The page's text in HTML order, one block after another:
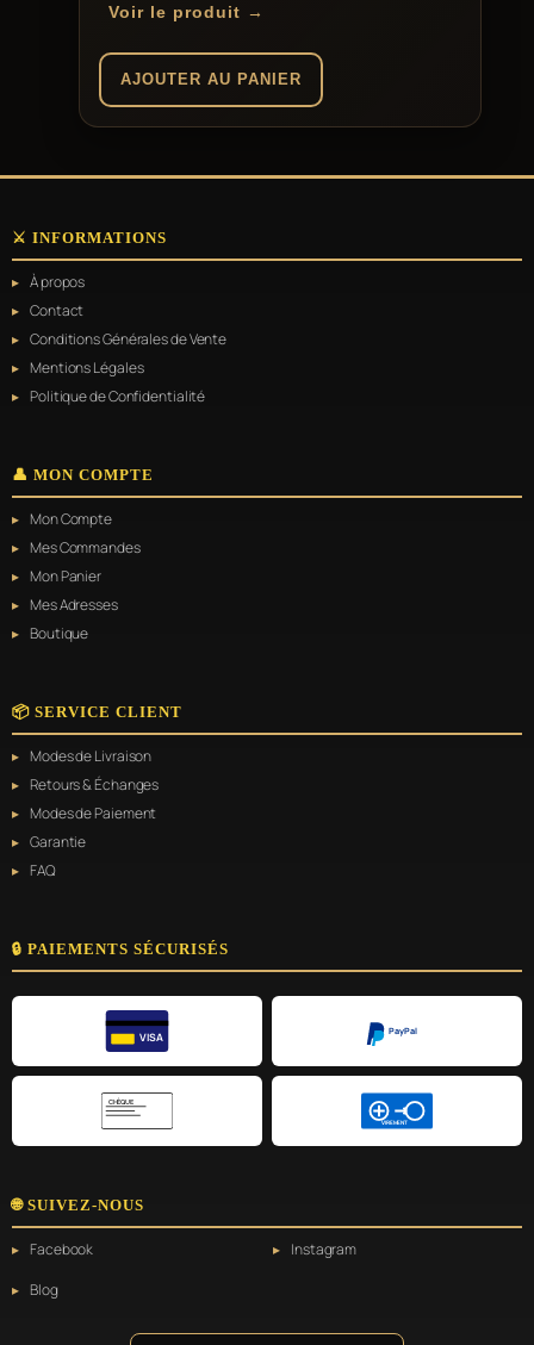
Voir le produit →
AJOUTER AU PANIER
⚔️ INFORMATIONS
À propos
Contact
Conditions Générales de Vente
Mentions Légales
Politique de Confidentialité
👤 MON COMPTE
Mon Compte
Mes Commandes
Mon Panier
Mes Adresses
Boutique
📦 SERVICE CLIENT
Modes de Livraison
Retours & Échanges
Modes de Paiement
Garantie
FAQ
🔒 PAIEMENTS SÉCURISÉS
VISA
PayPal
CHÈQUE
VIREMENT
🌐 SUIVEZ-NOUS
Facebook
Instagram
Blog